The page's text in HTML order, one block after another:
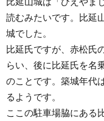
読むみたいです。比延
城でした。
比延氏ですが、赤松氏
らい、後に比延氏を名
のことです。築城年代
るようです。
ここの駐車場脇にある